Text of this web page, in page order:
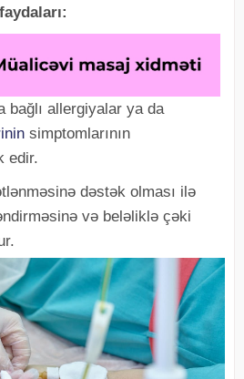
bağlı allergiyalar ya da
simptomlarının
edir.
dəstək olması ilə
və beləliklə çəki